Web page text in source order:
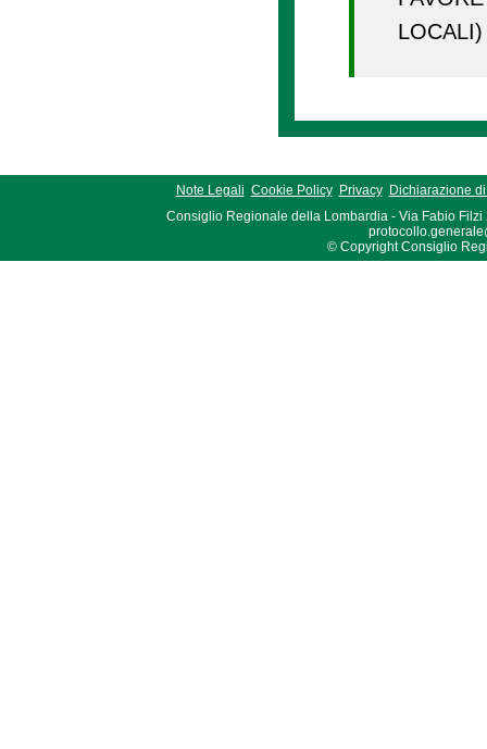
Note Legali Cookie Policy Privacy
Dichiarazione
Consiglio Regionale della Lombardia - Via Fabio Filzi
© Copyright Consiglio